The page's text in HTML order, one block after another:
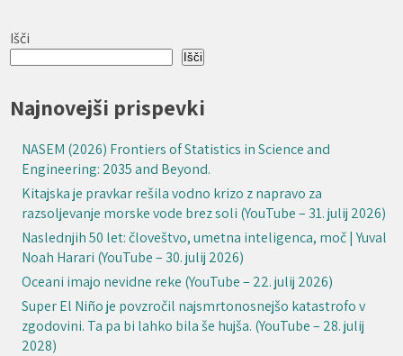
Išči
Išči
Najnovejši prispevki
NASEM (2026) Frontiers of Statistics in Science and
Engineering: 2035 and Beyond.
Kitajska je pravkar rešila vodno krizo z napravo za
razsoljevanje morske vode brez soli (YouTube – 31. julij 2026)
Naslednjih 50 let: človeštvo, umetna inteligenca, moč | Yuval
Noah Harari (YouTube – 30. julij 2026)
Oceani imajo nevidne reke (YouTube – 22. julij 2026)
Super El Niño je povzročil najsmrtonosnejšo katastrofo v
zgodovini. Ta pa bi lahko bila še hujša. (YouTube – 28. julij
2028)